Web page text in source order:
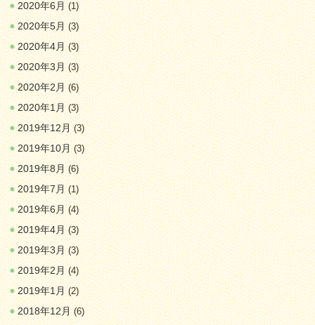
2020年6月(1)
2020年5月(3)
2020年4月(3)
2020年3月(3)
2020年2月(6)
2020年1月(3)
2019年12月(3)
2019年10月(3)
2019年8月(6)
2019年7月(1)
2019年6月(4)
2019年4月(3)
2019年3月(3)
2019年2月(4)
2019年1月(2)
2018年12月(6)